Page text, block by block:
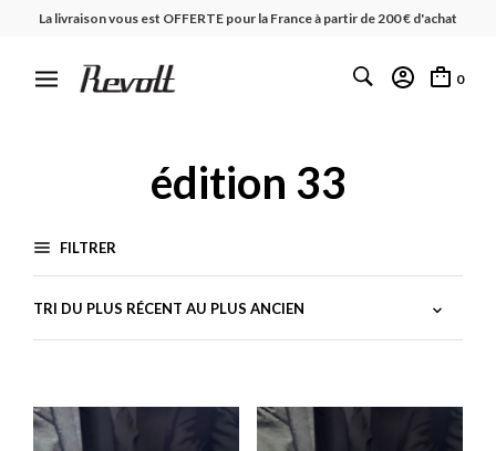
La livraison vous est OFFERTE pour la France à partir de 200 € d'achat
0
édition 33
FILTRER